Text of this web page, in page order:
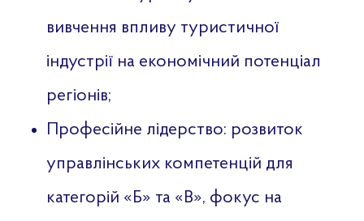
вивчення впливу туристичної
індустрії на економічний потенціал
регіонів;
Професійне лідерство: розвиток
управлінських компетенцій для
категорій «Б» та «В», фокус на